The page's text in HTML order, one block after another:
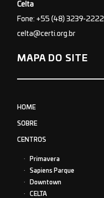
Celta
Fone: +55 (48) 3239-2222
celta@certi.org.br
MAPA DO SITE
HOME
SOBRE
CENTROS
Primavera
Sapiens Parque
Downtown
CELTA